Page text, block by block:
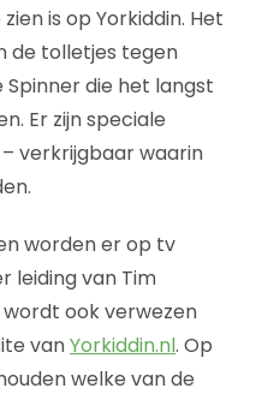
is op Yorkiddin. Het
de tolletjes tegen
die het langst
Er zijn speciale
– verkrijgbaar waarin
worden er op tv
leiding van Tim
ook verwezen
vanYorkiddin.nl. Op
welke van de